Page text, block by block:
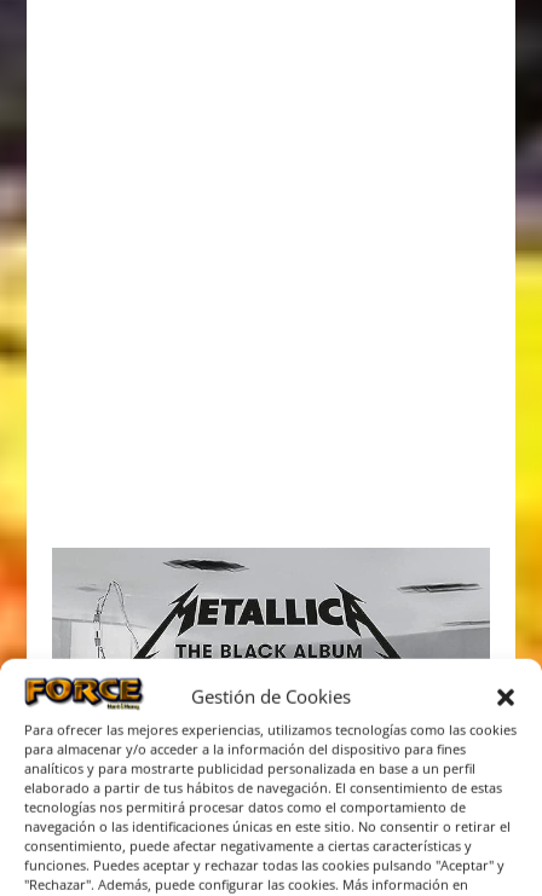
Gestión de Cookies
Para ofrecer las mejores experiencias, utilizamos tecnologías como las cookies
para almacenar y/o acceder a la información del dispositivo para fines
analíticos y para mostrarte publicidad personalizada en base a un perfil
elaborado a partir de tus hábitos de navegación. El consentimiento de estas
tecnologías nos permitirá procesar datos como el comportamiento de
navegación o las identificaciones únicas en este sitio. No consentir o retirar el
consentimiento, puede afectar negativamente a ciertas características y
funciones. Puedes aceptar y rechazar todas las cookies pulsando "Aceptar" y
"Rechazar". Además, puede configurar las cookies. Más información en